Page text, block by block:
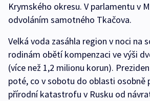
Krymského okresu. V parlamentu v
odvoláním samotného Tkačova.
Velká voda zasáhla region v noci na
rodinám obětí kompenzaci ve výši
(více než 1,2 milionu korun).
poté, co v sobotu do oblasti osobně
přírodní katastrofu v Rusku od